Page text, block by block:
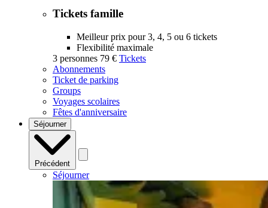
Tickets famille
Meilleur prix pour 3, 4, 5 ou 6 tickets
Flexibilité maximale
3 personnes 79 € Tickets
Abonnements
Ticket de parking
Groups
Voyages scolaires
Fêtes d'anniversaire
Séjourner
Précédent
Séjourner